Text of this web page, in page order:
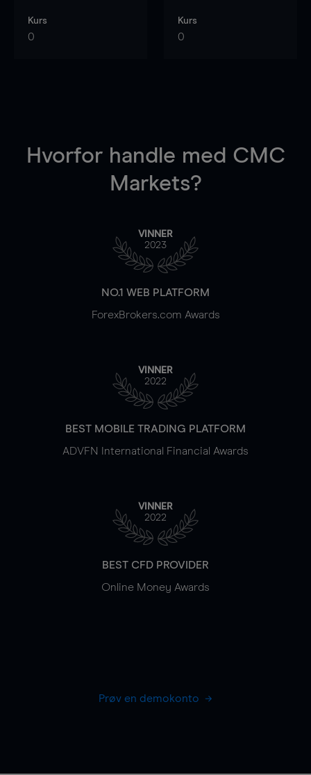
Kurs
0
Kurs
0
Hvorfor handle med CMC
Markets?
VINNER
2023
NO.1 WEB PLATFORM
ForexBrokers.com Awards
VINNER
2022
BEST MOBILE TRADING PLATFORM
ADVFN International Financial Awards
VINNER
2022
BEST CFD PROVIDER
Online Money Awards
Prøv en demokonto